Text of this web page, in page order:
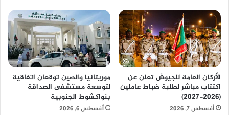
الأركان العامة للجيوش تعلن عن
اكتتاب مباشر لطلبة ضباط عاملين
(2026-2027)
أغسطس 7, 2026
موريتانيا والصين توقعان اتفاقية
لتوسعة مستشفى الصداقة
بنواكشوط الجنوبية
أغسطس 6, 2026